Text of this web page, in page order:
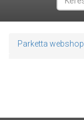
Parketta webshop